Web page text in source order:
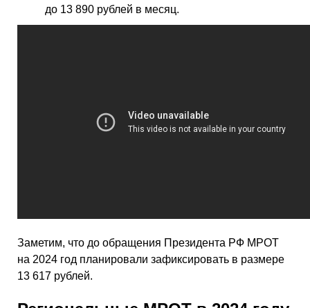
до 13 890 рублей в месяц.
Заметим, что до обращения Президента РФ МРОТ
на 2024 год планировали зафиксировать в размере
13 617 рублей.